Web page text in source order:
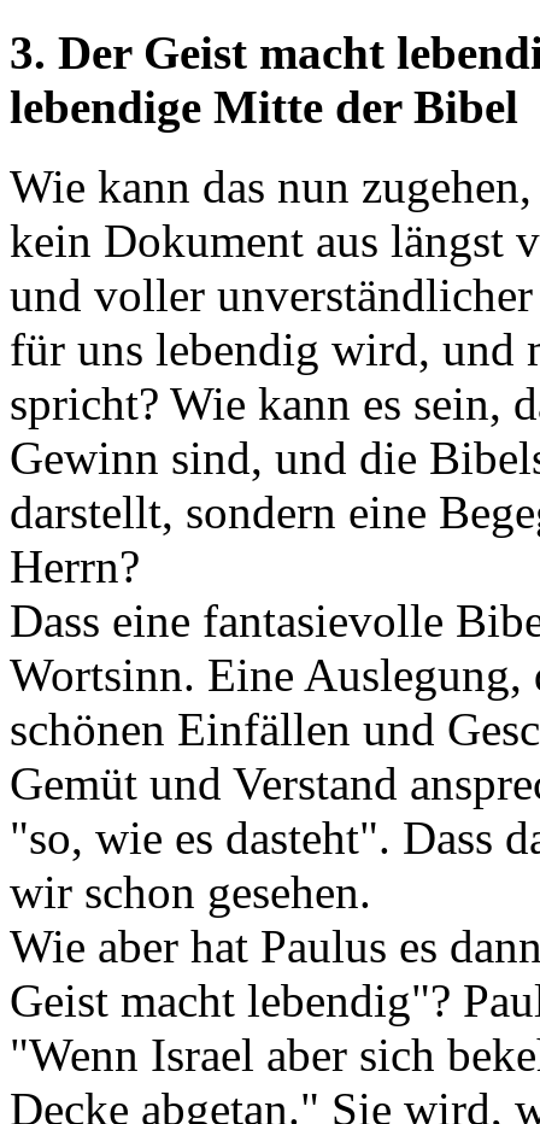
3. Der Geist macht
lebendige Mitte der Bibel
Wie kann das nun
kein Dokument aus längst
und voller
für uns lebendig wird, und
spricht? Wie kann es sein,
Gewinn sind, und die
darstellt, sondern eine
Herrn?
Dass eine fantasievolle
Wortsinn. Eine
schönen Einfällen und
Gemüt und Verstand
"so, wie es dasteht". Dass
wir schon gesehen.
Wie aber hat Paulus es
Geist macht lebendig"?
"Wenn Israel aber sich
Decke abgetan." Sie wird,